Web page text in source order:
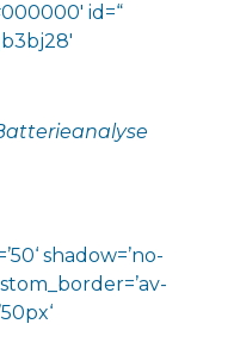
id=“
shadow=’no-